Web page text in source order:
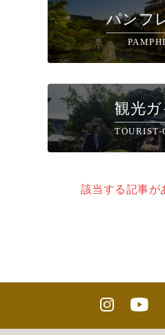
パンフ
観光ガ
TOURIST-
該当する記事が